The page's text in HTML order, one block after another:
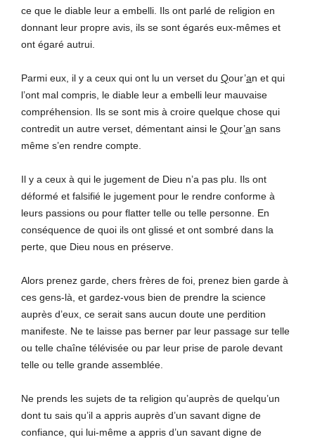
ce que le diable leur a embelli. Ils ont parlé de religion en
donnant leur propre avis, ils se sont égarés eux-mêmes et
ont égaré autrui.
Parmi eux, il y a ceux qui ont lu un verset du Qour’an et qui
l’ont mal compris, le diable leur a embelli leur mauvaise
compréhension. Ils se sont mis à croire quelque chose qui
contredit un autre verset, démentant ainsi le Qour’an sans
même s’en rendre compte.
Il y a ceux à qui le jugement de Dieu n’a pas plu. Ils ont
déformé et falsifié le jugement pour le rendre conforme à
leurs passions ou pour flatter telle ou telle personne. En
conséquence de quoi ils ont glissé et ont sombré dans la
perte, que Dieu nous en préserve.
Alors prenez garde, chers frères de foi, prenez bien garde à
ces gens-là, et gardez-vous bien de prendre la science
auprès d’eux, ce serait sans aucun doute une perdition
manifeste. Ne te laisse pas berner par leur passage sur telle
ou telle chaîne télévisée ou par leur prise de parole devant
telle ou telle grande assemblée.
Ne prends les sujets de ta religion qu’auprès de quelqu’un
dont tu sais qu’il a appris auprès d’un savant digne de
confiance, qui lui-même a appris d’un savant digne de